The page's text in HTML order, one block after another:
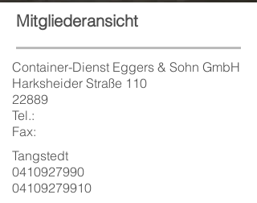
Mitgliederansicht
Container-Dienst Eggers & Sohn GmbH
Harksheider Straße 110
22889
Tel.:
Fax:
Tangstedt
0410927990
04109279910